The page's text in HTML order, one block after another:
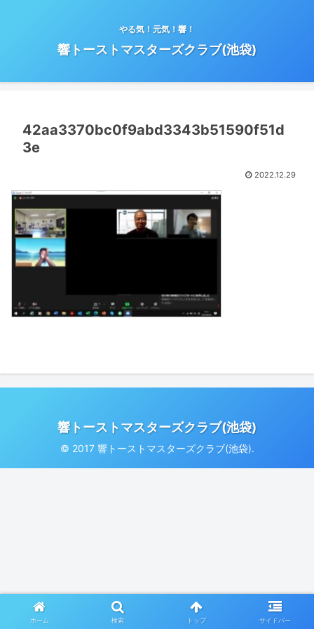
やる気！元気！響！
響トーストマスターズクラブ(池袋)
42aa3370bc0f9abd3343b51590f51d
3e
2022.12.29
響トーストマスターズクラブ(池袋)
© 2017 響トーストマスターズクラブ(池袋).
ホーム 検索 トップ サイドバー